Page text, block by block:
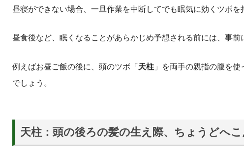
昼寝ができない場合、一旦作業を中断してでも眠気に効くツボを
昼食後など、眠くなることがあらかじめ予想される前には、事前
例えばお昼ご飯の後に、頭のツボ「 天柱 」
を両手の親指の腹を
でしょう。
天柱 ：頭の後ろの髪の生え際、ちょうどへ